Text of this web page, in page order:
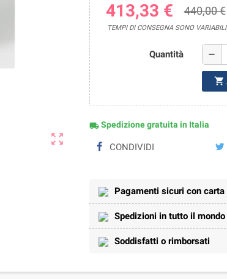
zoom_out_map
413,33 € 440,00 €
TEMPI DI CONSEGNA SONO
Quantità remove
shopping_cart
local_shippingSpedizione gratuita in Italia
CONDIVIDI
Pagamenti sicuri con carta
Spedizioni in tutto il
Soddisfatti o rimborsati